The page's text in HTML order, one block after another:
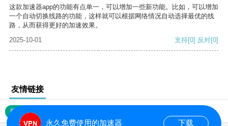
这款加速器app的功能有点单一，可以增加一些新功能。比如，可以增加
一个自动切换线路的功能，这样就可以根据网络情况自动选择最优的线
路，从而获得更好的加速效果。
2025-10-01
支持[0] 反对[0]
友情链接
网站地图
永久免费使用的加速器 下载